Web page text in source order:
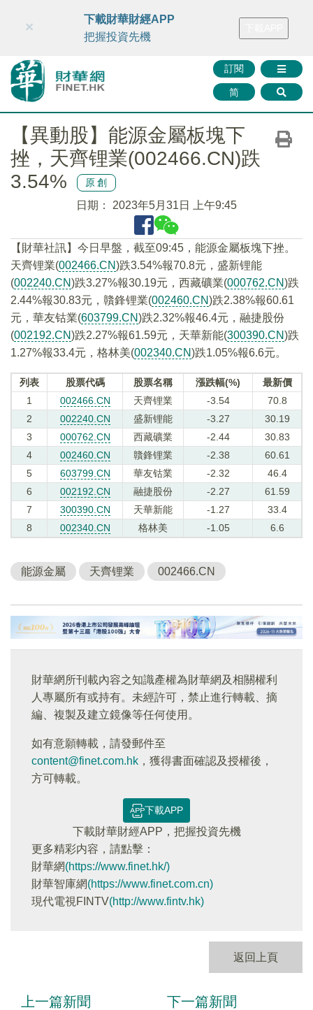
財華智庫網 FINTV FINMETA 財華證券 媒體矩陣
訂閱
简
×
下載財華財經APP
把握投資先機
【異動股】能源金屬板塊下
挫，天齊锂業(002466.CN)跌
3.54%
原創
日期： 2023年5月31日 上午9:45
【財華社訊】今日早盤，截至09:45，能源金屬板塊下挫。
天齊锂業(002466.CN)跌3.54%報70.8元，盛新锂能
(002240.CN)跌3.27%報30.19元，西藏礦業(000762.CN)跌
2.44%報30.83元，贛鋒锂業(002460.CN)跌2.38%報60.61
元，華友钴業(603799.CN)跌2.32%報46.4元，融捷股份
(002192.CN)跌2.27%報61.59元，天華新能(300390.CN)跌
1.27%報33.4元，格林美(002340.CN)跌1.05%報6.6元。
列表 股票代碼 股票名稱 漲跌幅(%)
最新價
1
002466.CN 天齊锂業 -3.54
70.8
2
002240.CN 盛新锂能 -3.27
30.19
3
000762.CN 西藏礦業 -2.44
30.83
4
002460.CN 贛鋒锂業 -2.38
60.61
5
603799.CN 華友钴業 -2.32
46.4
6
002192.CN 融捷股份 -2.27
61.59
7
300390.CN 天華新能 -1.27
33.4
8
002340.CN 格林美 -1.05 6.6
能源金屬 天齊锂業 002466.CN
財華網所刊載內容之知識產權為財華網及相關權利
人專屬所有或持有。未經許可，禁止進行轉載、摘
編、複製及建立鏡像等任何使用。
如有意願轉載，請發郵件至
content@finet.com.hk ，獲得書面確認及授權後，
方可轉載。
下載APP
下載財華財經APP，把握投資先機
更多精彩内容，請點擊：
財華網(https://www.finet.hk/)
財華智庫網(https://www.finet.com.cn)
現代電視FINTV(http://www.fintv.hk)
返回上頁
上一篇新聞 下一篇新聞